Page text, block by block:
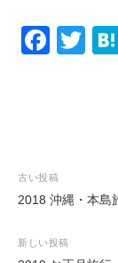
F
o
o
k
T
投
稿
ナ
古い投稿
2018 沖縄・本島
新しい投稿